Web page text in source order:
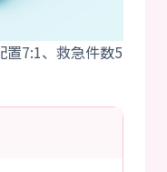
置7:1、救急件数5